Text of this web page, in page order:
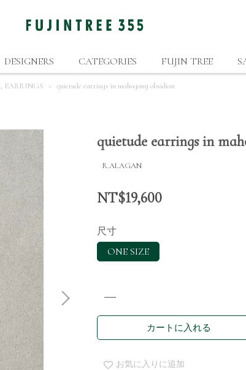
DESIGNERS CATEGORIES FUJIN TREE
, EARRINGS quietude earrings in mahogany obsidian
quietude earrings in
R.ALAGAN
NT$19,600
尺寸
ONE SIZE
カートに入れる
お気に入りに追加